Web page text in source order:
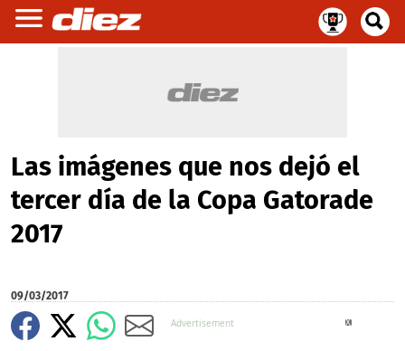
Las imágenes que nos dejó el
tercer día de la Copa Gatorade
2017
09/03/2017
X